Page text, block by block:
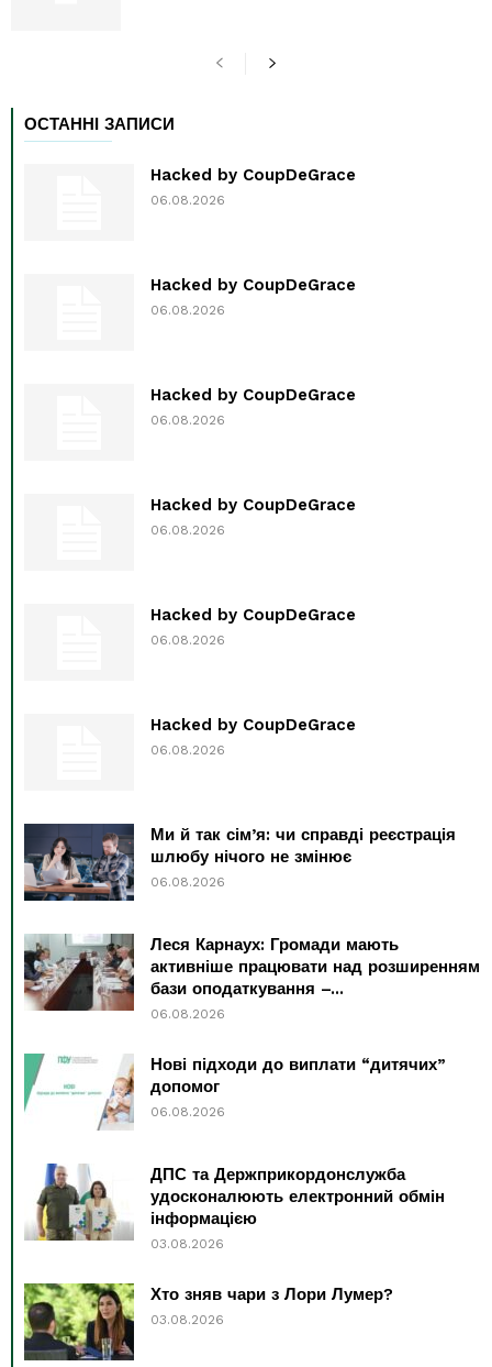
ОСТАННІ ЗАПИСИ
Hacked by CoupDeGrace
06.08.2026
Hacked by CoupDeGrace
06.08.2026
Hacked by CoupDeGrace
06.08.2026
Hacked by CoupDeGrace
06.08.2026
Hacked by CoupDeGrace
06.08.2026
Hacked by CoupDeGrace
06.08.2026
Ми й так сім’я: чи справді реєстрація
шлюбу нічого не змінює
06.08.2026
Леся Карнаух: Громади мають
активніше працювати над розширенням
бази оподаткування –...
06.08.2026
Нові підходи до виплати “дитячих”
допомог
06.08.2026
ДПС та Держприкордонслужба
удосконалюють електронний обмін
інформацією
03.08.2026
Хто зняв чари з Лори Лумер?
03.08.2026